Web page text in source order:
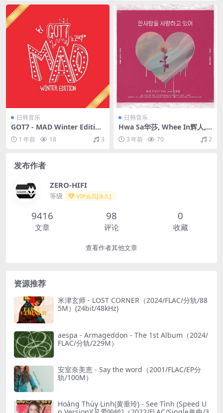
日韩音乐
GOT7 - MAD Winter Edition
（2015/FLAC/分轨/253M）
1 年前 18 3
日韩音乐
Hwa Sa华莎, Whee In辉人,
Kim Hyun Chul金贤哲 - Fe's
10th - Preview（2019/FLA
3 年前 70 2
发布作者
ZERO-HIFI
等级 VIP会员[永久]
9416
文章
98
评论
0
收藏
查看作者其他文章
资源推荐
米津玄师 - LOST CORNER（2024/FLAC/分轨/88
5M）(24bit/48kHz)
aespa - Armageddon - The 1st Album（2024/
FLAC/分轨/229M）
安室奈美恵 - Say the word（2001/FLAC/EP分
轨/100M）
Hoàng Thùy Linh(黄垂玲) - See Tình (Speed U